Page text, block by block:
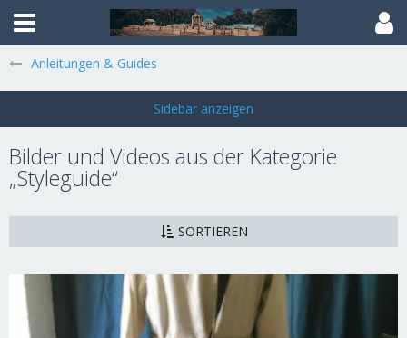
Anleitungen & Guides
Bilder und Videos aus der Kategorie
„Styleguide“
SORTIEREN